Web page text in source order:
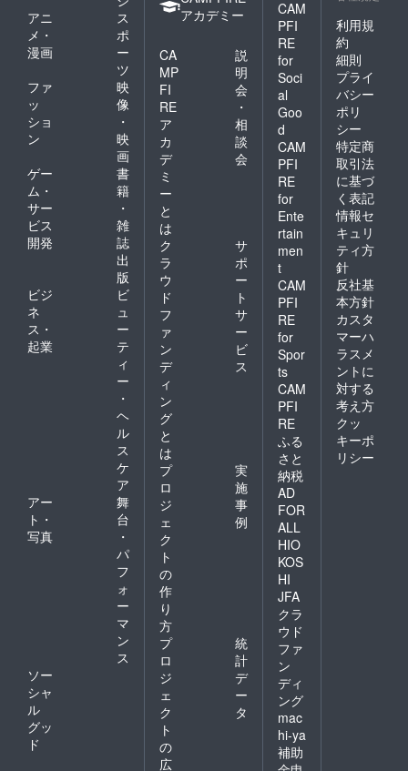
アニ
メ・
漫画
ス
ポ
ー
ツ
ファ
ッ
ショ
ン
映
像
・
映
画
ゲー
ム・
サー
ビス
開発
書
籍
・
雑
誌
出
版
ビジ
ネ
ス・
起業
ビ
ュ
ー
テ
ィ
ー
・
ヘ
ル
ス
ケ
ア
アー
ト・
写真
舞
台
・
パ
フ
ォ
ー
マ
ン
ス
ソー
シャ
ル
グッ
ド
アカデミー
CA
MP
FI
RE
ア
カ
デ
ミ
ー
と
は
説
明
会
・
相
談
会
ク
ラ
ウ
ド
フ
ァ
ン
デ
ィ
ン
グ
と
は
サ
ポ
ー
ト
サ
ー
ビ
ス
プ
ロ
ジ
ェ
ク
ト
の
作
り
方
実
施
事
例
プ
ロ
ジ
ェ
ク
ト
の
広
統
計
デ
ー
タ
CAM
PFI
RE
for
Soci
al
Goo
d
CAM
PFI
RE
for
Ente
rtain
men
t
CAM
PFI
RE
for
Spor
ts
CAM
PFI
RE
ふる
さと
納税
AD
FOR
ALL
HIO
KOS
HI
JFA
クラ
ウド
ファ
ン
ディ
ング
mac
hi-ya
補助
利用規
約
細則
プライ
バシー
ポリ
シー
特定商
取引法
に基づ
く表記
情報セ
キュリ
ティ方
針
反社基
本方針
カスタ
マーハ
ラスメ
ントに
対する
考え方
クッ
キーポ
リシー